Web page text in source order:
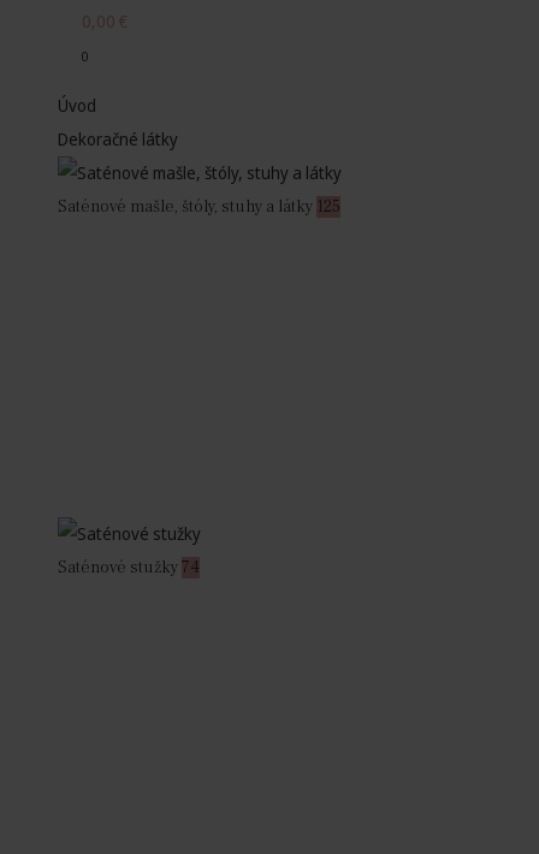
0,00 €
0
Úvod
Dekoračné látky
Saténové mašle, štóly, stuhy a látky 125
Saténové stužky74